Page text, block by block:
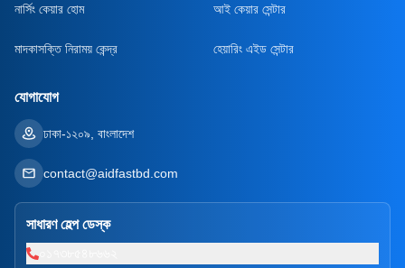
নার্সিং কেয়ার হোম আই কেয়ার সেন্টার
মাদকাসক্তি নিরাময় কেন্দ্র হেয়ারিং এইড সেন্টার
যোগাযোগ
ঢাকা-১২০৯, বাংলাদেশ
contact@aidfastbd.com
সাধারণ হেল্প ডেস্ক